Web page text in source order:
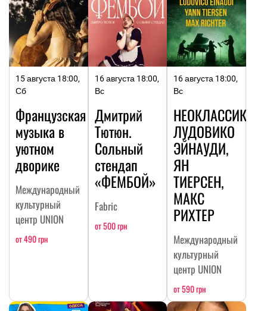
15 августа 18:00,
Сб
Французская
музыка в
уютном
дворике
Международный
культурный
центр UNION
от 490 грн
16 августа 18:00,
Вс
Дмитрий
Тютюн.
Сольный
стендап
«ФЕМБОЙ»
Fabric
от 500 грн
16 августа 18:00,
Вс
НЕОКЛАССИКА:
ЛУДОВИКО
ЭЙНАУДИ,
ЯН
ТИЕРСЕН,
МАКС
РИХТЕР
Международный
культурный
центр UNION
от 590 грн